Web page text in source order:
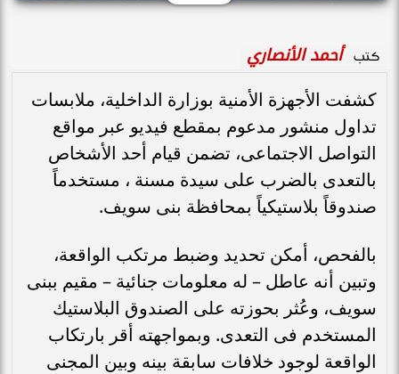
كتب أحمد الأنصاري
كشفت الأجهزة الأمنية بوزارة الداخلية، ملابسات
تداول منشور مدعوم بمقطع فيديو عبر مواقع
التواصل الاجتماعى، تضمن قيام أحد الأشخاص
بالتعدى بالضرب على سيدة مسنة ، مستخدماً
صندوقاً بلاستيكياً بمحافظة بنى سويف.
بالفحص، أمكن تحديد وضبط مرتكب الواقعة،
وتبين أنه عاطل – له معلومات جنائية – مقيم ببنى
سويف، وعُثر بحوزته على الصندوق البلاستيك
المستخدم فى التعدى. وبمواجهته أقر بارتكاب
الواقعة لوجود خلافات سابقة بينه وبين المجنى